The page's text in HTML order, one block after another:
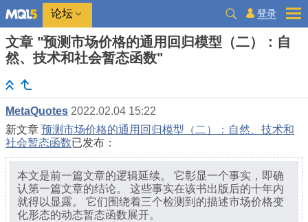
论坛 登录
文章 "预测市场价格的通用回归模型（二）：自
然、技术和社会暂态函数"
MetaQuotes 2022.02.04 15:22
新文章 预测市场价格的通用回归模型（二）：自然、技术和
社会暂态函数已发布：
本文是前一篇文章的逻辑延续。 它彰显一个事实，即确
认第一篇文章的结论。 这些事实在该书出版后的十年内
就得以显露。 它们围绕着三个检测到的描述市场价格变
化形态的动态暂态函数展开。